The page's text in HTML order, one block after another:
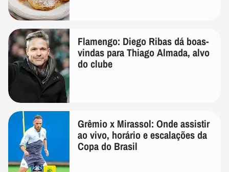
Flamengo: Diego Ribas dá boas-
vindas para Thiago Almada, alvo
do clube
Grêmio x Mirassol: Onde assistir
ao vivo, horário e escalações da
Copa do Brasil